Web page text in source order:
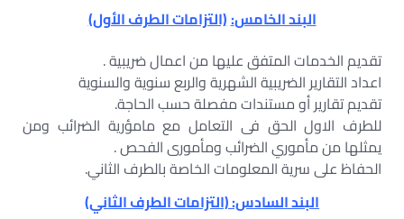
البند الخامس:(التزامات الطرف الأول)
تقديم الخدمات المتفق عليها من اعمال ضريبية .
اعداد التقارير الضريبية الشهرية والربع سنوية والسنوية
تقديم تقارير أو مستندات مفصلة حسب الحاجة.
للطرف الاول الحق فى التعامل مع مامؤرية الضرائب ومن
يمثلها من مأموري الضرائب ومأمورى الفحص .
الحفاظ على سرية المعلومات الخاصة بالطرف الثاني.
البند السادس: (التزامات الطرف الثاني)